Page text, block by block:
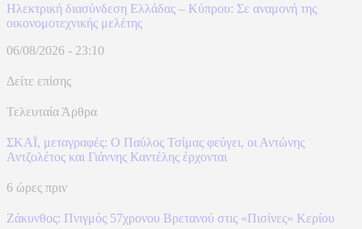
Ηλεκτρική διασύνδεση Ελλάδας – Κύπρου: Σε αναμονή της
οικονομοτεχνικής μελέτης
06/08/2026 - 23:10
Δείτε επίσης
Τελευταία Άρθρα
ΣΚΑΪ, μεταγραφές: Ο Παύλος Τσίμας φεύγει, οι Αντώνης
Αντζολέτος και Γιάννης Καντέλης έρχονται
6 ώρες πριν
Ζάκυνθος: Πνιγμός 57χρονου Βρετανού στις «Πισίνες» Κερίου